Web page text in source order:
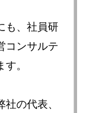
も、社員研
コンサルテ
。
の代表、